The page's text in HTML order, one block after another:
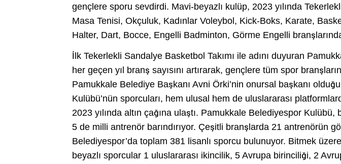
gençlere sporu sevdirdi. Mavi-beyazlı kulüp, 2023 yılında
Masa Tenisi, Okçuluk, Kadınlar Voleybol, Kick-Boks, Karate,
Halter, Dart, Bocce, Engelli Badminton, Görme Engelli
İlk Tekerlekli Sandalye Basketbol Takımı ile adını duyuran
her geçen yıl branş sayısını artırarak, gençlere tüm spor
Pamukkale Belediye Başkanı Avni Örki’nin onursal başkanı
Kulübü’nün sporcuları, hem ulusal hem de uluslararası
2023 yılında altın çağına ulaştı. Pamukkale Belediyespor
5 de milli antrenör barındırıyor. Çeşitli branşlarda 21 antrenörün
Belediyespor’da toplam 381 lisanlı sporcu bulunuyor. Bitmek
beyazlı sporcular 1 uluslararası ikincilik, 5 Avrupa birinciliği, 2